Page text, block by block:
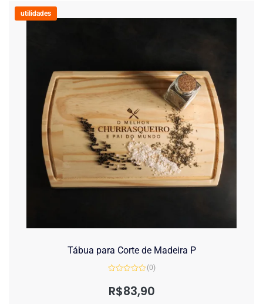
utilidades
Tábua para Corte de Madeira P
de
(0)
R$83,90